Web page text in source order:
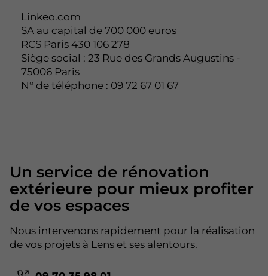
Linkeo.com
SA au capital de 700 000 euros
RCS Paris 430 106 278
Siège social : 23 Rue des Grands Augustins -
75006 Paris
N° de téléphone : 09 72 67 01 67
Un service de rénovation
extérieure pour mieux profiter
de vos espaces
Nous intervenons rapidement pour la réalisation
de vos projets à Lens et ses alentours.